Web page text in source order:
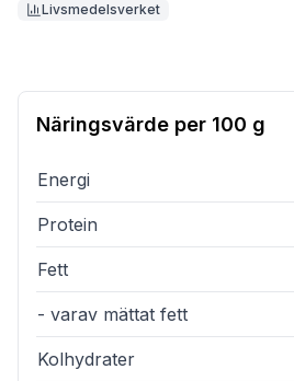
Livsmedelsverket
Näringsvärde per 100 g
Energi
Protein
Fett
- varav mättat fett
Kolhydrater